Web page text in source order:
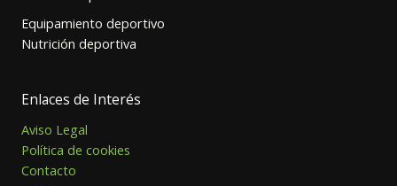
Equipamiento deportivo
Nutrición deportiva
Enlaces de Interés
Aviso Legal
Política de cookies
Contacto